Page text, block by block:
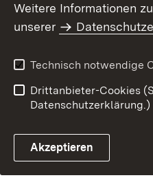
Weitere Informationen
unserer
Technisch notwendige
Drittanbieter-Cookies
Datenschutzerklärung.)
Akzeptieren